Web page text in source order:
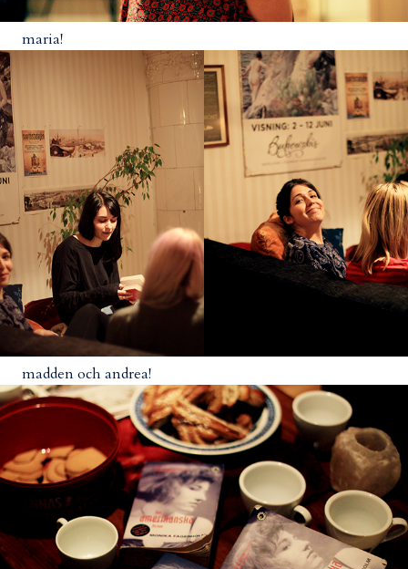
maria!
madden och andrea!